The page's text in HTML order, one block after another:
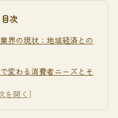
目次
界の現状：地域経済との
変わる消費者ニーズとそ